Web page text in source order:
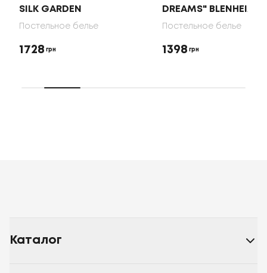
SILK GARDEN
Постельное белье
1728 грн
DREAMS" BLENHEIM
Постельное белье
1398 грн
Каталог